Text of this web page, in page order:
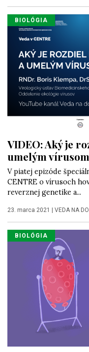
BIOLÓGIA
VIDEO: Aký je
umelým
V piatej epizóde
CENTRE o vírusoch
reverznej genetike a...
23. marca 2021 VEDA NA
BIOLÓGIA